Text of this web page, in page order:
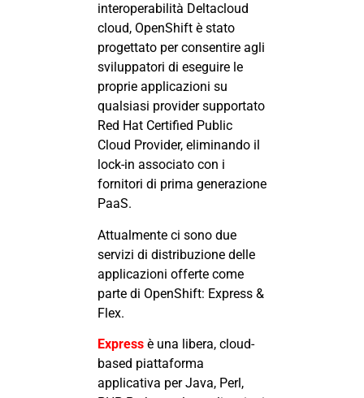
interoperabilità Deltacloud
cloud, OpenShift è stato
progettato per consentire agli
sviluppatori di eseguire le
proprie applicazioni su
qualsiasi provider supportato
Red Hat Certified Public
Cloud Provider, eliminando il
lock-in associato con i
fornitori di prima generazione
PaaS.
Attualmente ci sono due
servizi di distribuzione delle
applicazioni offerte come
parte di OpenShift: Express &
Flex.
Express è una libera, cloud-
based piattaforma
applicativa per Java, Perl,